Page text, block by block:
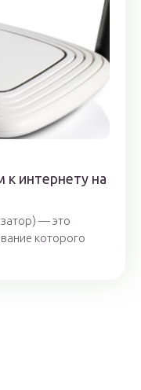
интернету на
— это
которого